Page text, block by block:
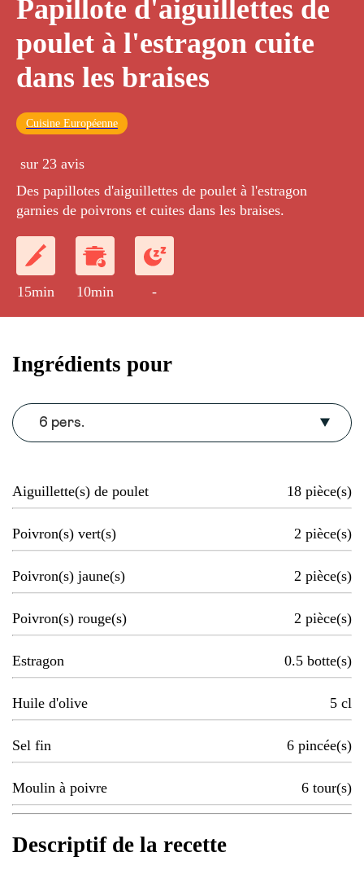
Papillote d'aiguillettes de
poulet à l'estragon cuite
dans les braises
Cuisine Européenne
sur 23 avis
Des papillotes d'aiguillettes de poulet à l'estragon
garnies de poivrons et cuites dans les braises.
15min 10min -
Ingrédients pour
6 pers.
Aiguillette(s) de poulet 18 pièce(s)
Poivron(s) vert(s) 2 pièce(s)
Poivron(s) jaune(s) 2 pièce(s)
Poivron(s) rouge(s) 2 pièce(s)
Estragon 0.5 botte(s)
Huile d'olive 5 cl
Sel fin 6 pincée(s)
Moulin à poivre 6 tour(s)
Descriptif de la recette